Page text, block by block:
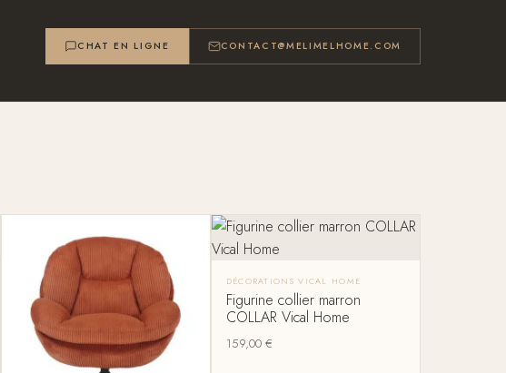
CHAT EN LIGNE CONTACT@MELIMELHOME.COM
DÉCORATIONS VICAL HOME
Figurine collier marron
COLLAR Vical Home
159,00 €